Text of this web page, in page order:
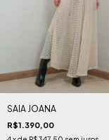
SAIA JOANA
R$1.390,00